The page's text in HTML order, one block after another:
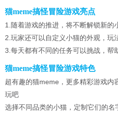
猫meme搞怪冒险游戏亮点
1.随着游戏的推进，将不断解锁新的
2.玩家还可以自定义小猫的外观，玩
3.每天都有不同的任务可以挑战，帮
猫meme搞怪冒险游戏特色
超有趣的猫meme，更多精彩游戏内
玩吧
选择不同品类的小猫，定制它们的